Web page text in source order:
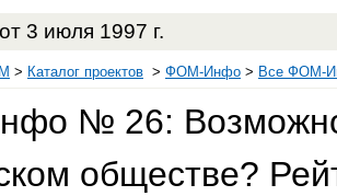
3 июля 1997 г.
> Каталог проектов > ФOM-Инфо > Все ФОМ-
№ 26: Возможно
обществе?